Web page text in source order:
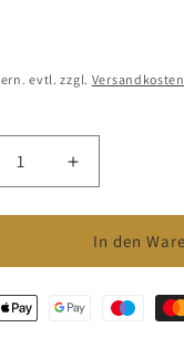
evtl. zzgl. Versandkosten
Erhöhe
die
Menge
für
Bio-
In den